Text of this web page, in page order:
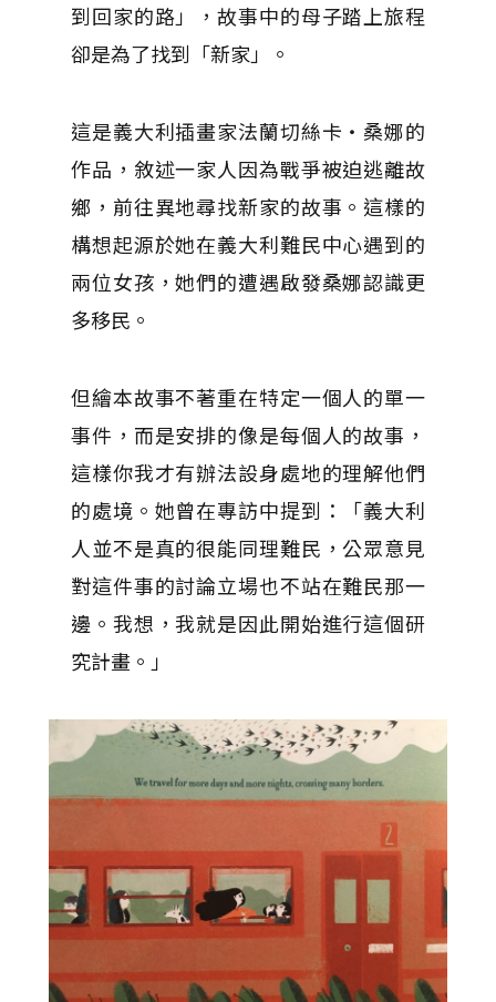
到回家的路」，故事中的母子踏上旅程
卻是為了找到「新家」。
這是義大利插畫家法蘭切絲卡・桑娜的
作品，敘述一家人因為戰爭被迫逃離故
鄉，前往異地尋找新家的故事。這樣的
構想起源於她在義大利難民中心遇到的
兩位女孩，她們的遭遇啟發桑娜認識更
多移民。
但繪本故事不著重在特定一個人的單一
事件，而是安排的像是每個人的故事，
這樣你我才有辦法設身處地的理解他們
的處境。她曾在專訪中提到：「義大利
人並不是真的很能同理難民，公眾意見
對這件事的討論立場也不站在難民那一
邊。我想，我就是因此開始進行這個研
究計畫。」